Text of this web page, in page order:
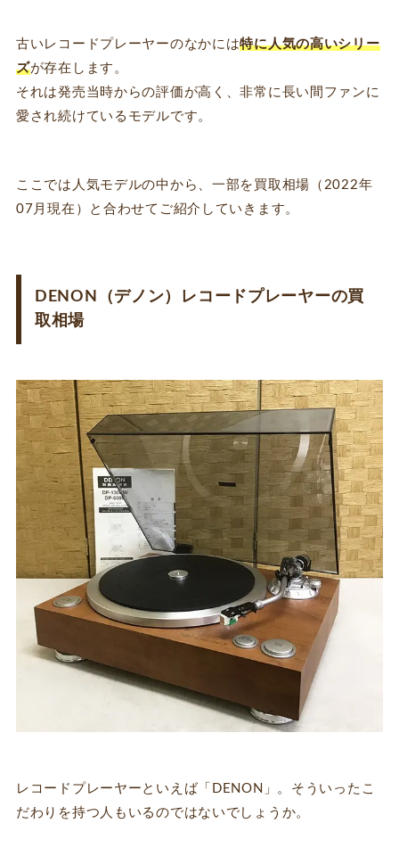
古いレコードプレーヤーのなかには特に人気の高いシリー
ズが存在します。
それは発売当時からの評価が高く、非常に長い間ファンに
愛され続けているモデルです。
ここでは人気モデルの中から、一部を買取相場（2022年
07月現在）と合わせてご紹介していきます。
DENON（デノン）レコードプレーヤーの買
取相場
レコードプレーヤーといえば「DENON」。そういったこ
だわりを持つ人もいるのではないでしょうか。